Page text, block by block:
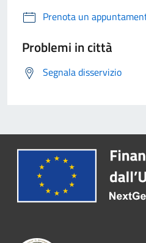
Prenota un
Problemi in città
Segnala disservizio